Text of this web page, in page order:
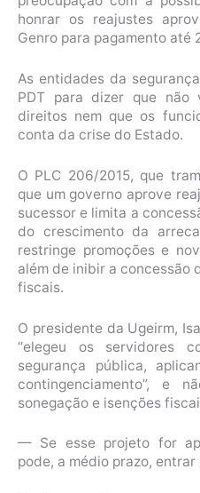
honrar os reajustes
Genro para pagamento até
As entidades da
PDT para dizer que
direitos nem que os
conta da crise do Estado.
O PLC 206/2015, que
que um governo aprove
sucessor e limita a
do crescimento da
restringe promoções e
além de inibir a concessão
fiscais.
O presidente da Ugeirm,
“elegeu os servidores
segurança pública,
contingenciamento”, e
sonegação e isenções
— Se esse projeto for
pode, a médio prazo,